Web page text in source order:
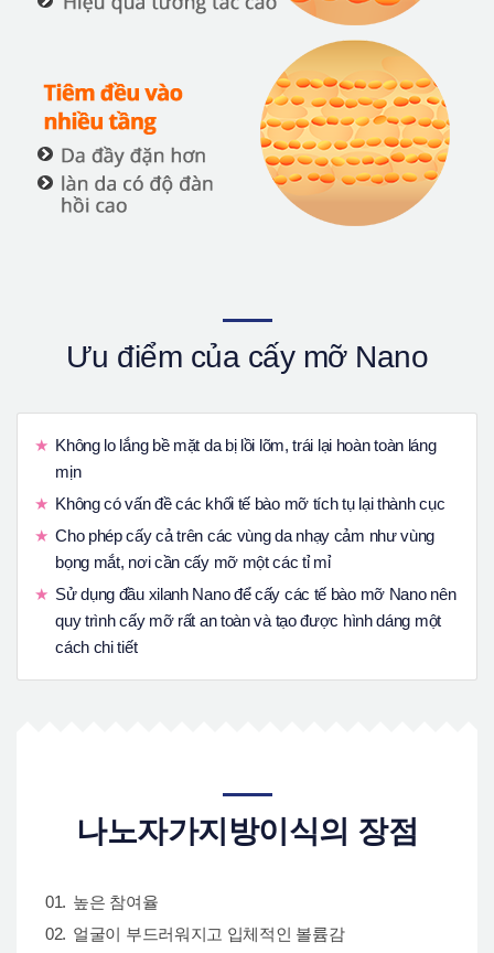
Ưu điểm của cấy mỡ Nano
Không lo lắng bề mặt da bị lồi lõm, trái lại hoàn toàn láng
mịn
Không có vấn đề các khối tế bào mỡ tích tụ lại thành cục
Cho phép cấy cả trên các vùng da nhạy cảm như vùng
bọng mắt, nơi cần cấy mỡ một các tỉ mỉ
Sử dụng đầu xilanh Nano để cấy các tế bào mỡ Nano nên
quy trình cấy mỡ rất an toàn và tạo được hình dáng một
cách chi tiết
나노자가지방이식의 장점
높은 참여율
얼굴이 부드러워지고 입체적인 볼륨감